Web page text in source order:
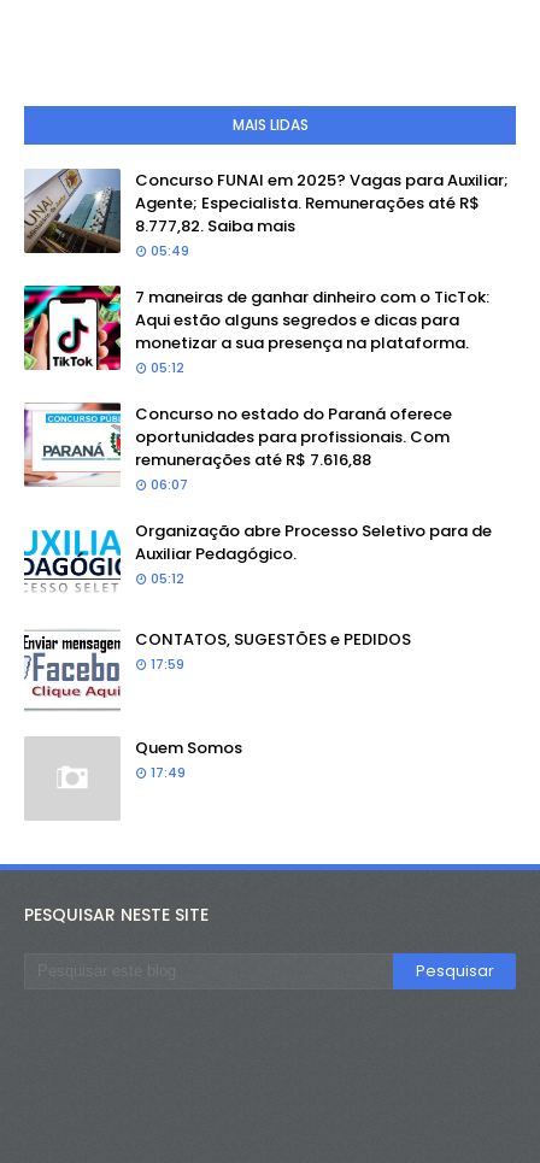
MAIS LIDAS
Concurso FUNAI em 2025? Vagas para Auxiliar;
Agente; Especialista. Remunerações até R$
8.777,82. Saiba mais
05:49
7 maneiras de ganhar dinheiro com o TicTok:
Aqui estão alguns segredos e dicas para
monetizar a sua presença na plataforma.
05:12
Concurso no estado do Paraná oferece
oportunidades para profissionais. Com
remunerações até R$ 7.616,88
06:07
Organização abre Processo Seletivo para de
Auxiliar Pedagógico.
05:12
CONTATOS, SUGESTÕES e PEDIDOS
17:59
Quem Somos
17:49
PESQUISAR NESTE SITE